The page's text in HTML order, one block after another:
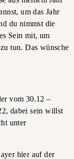
um das Jahr
du nimmst die
Sein mit, um
tun. Das wünsche
vom 30.12 –
dabei sein willst
unter
hier auf der